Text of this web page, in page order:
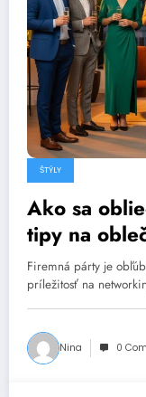
ŠTÝLY
Ako sa
tipy na
fotografie
Firemná párty je
príležitosť na
Nina 0